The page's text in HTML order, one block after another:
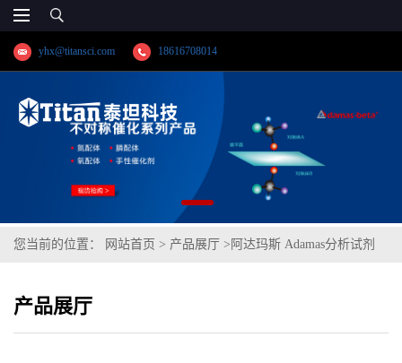
yhx@titansci.com 18616708014
您当前的位置： 网站首页 > 产品展厅 > 阿达玛斯 Adamas分析试剂
250mg,≥98%
产品展厅